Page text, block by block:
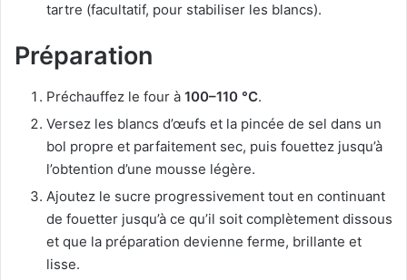
tartre (facultatif, pour stabiliser les blancs).
Préparation
Préchauffez le four à 100–110 °C.
Versez les blancs d’œufs et la pincée de sel dans un
bol propre et parfaitement sec, puis fouettez jusqu’à
l’obtention d’une mousse légère.
Ajoutez le sucre progressivement tout en continuant
de fouetter jusqu’à ce qu’il soit complètement dissous
et que la préparation devienne ferme, brillante et
lisse.